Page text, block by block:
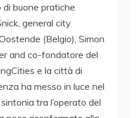
buone pratiche
general city
(Belgio), Simon
and co-fondatore del
e la città di
ha messo in luce nel
tra l’operato del